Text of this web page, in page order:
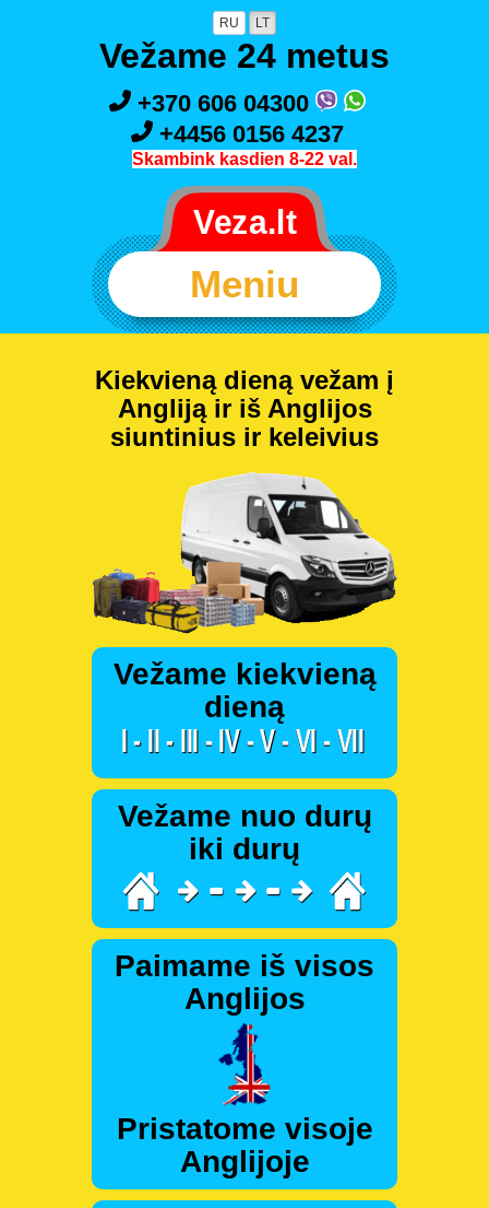
RU LT
Vežame 24 metus
+370 606 04300
+4456 0156 4237
Skambink kasdien 8-22 val.
Meniu
Kiekvieną dieną vežam į
Angliją ir iš Anglijos
siuntinius ir keleivius
Vežame kiekvieną
dieną
Vežame nuo durų
iki durų
Paimame iš visos
Anglijos
Pristatome visoje
Anglijoje